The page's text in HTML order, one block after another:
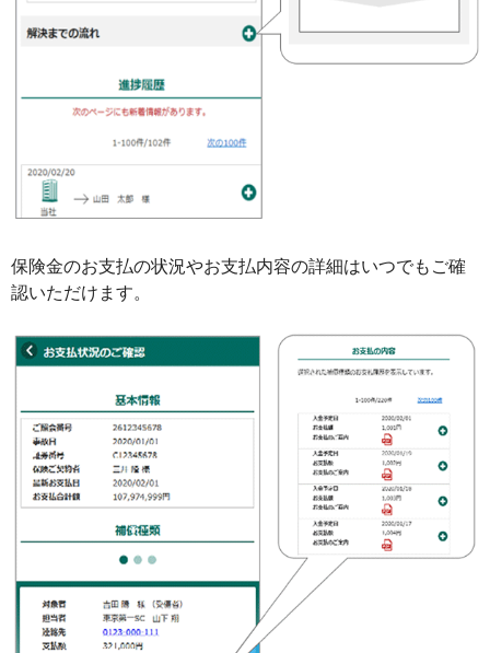
保険金のお支払の状況やお支払内容の詳細はいつでもご確
認いただけます。